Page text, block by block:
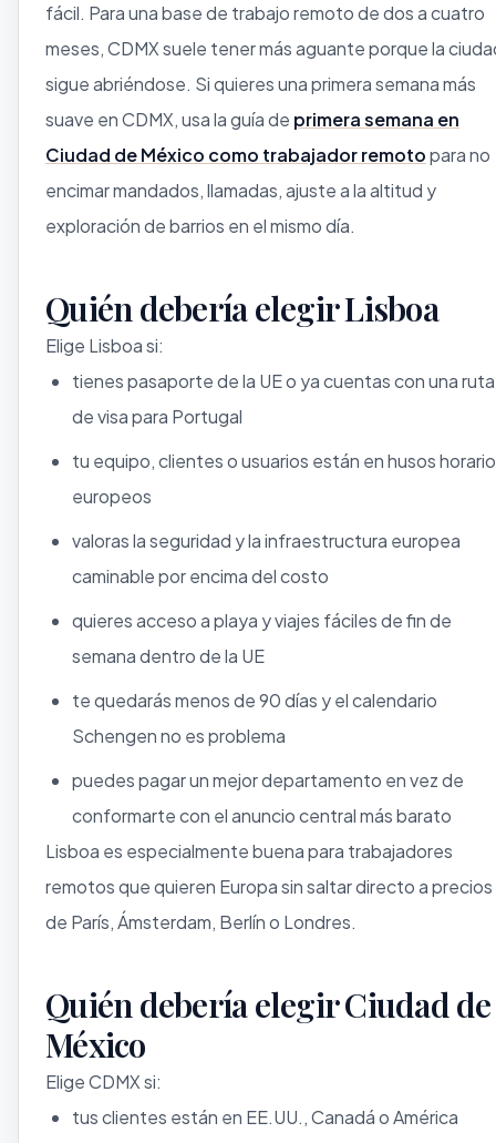
fácil. Para una base de trabajo remoto de dos a cuatro
meses, CDMX suele tener más aguante porque la
sigue abriéndose. Si quieres una primera semana más
suave en CDMX, usa la guía de primera semana en
Ciudad de México como trabajador remotopara no
encimar mandados, llamadas, ajuste a la altitud y
exploración de barrios en el mismo día.
Quién debería elegir Lisboa
Elige Lisboa si:
tienes pasaporte de la UE o ya cuentas con una ruta
de visa para Portugal
tu equipo, clientes o usuarios están en husos
europeos
valoras la seguridad y la infraestructura europea
caminable por encima del costo
quieres acceso a playa y viajes fáciles de fin de
semana dentro de la UE
te quedarás menos de 90 días y el calendario
Schengen no es problema
puedes pagar un mejor departamento en vez de
conformarte con el anuncio central más barato
Lisboa es especialmente buena para trabajadores
remotos que quieren Europa sin saltar directo a precios
de París, Ámsterdam, Berlín o Londres.
Quién debería elegir Ciudad de
México
Elige CDMX si:
tus clientes están en EE.UU., Canadá o América